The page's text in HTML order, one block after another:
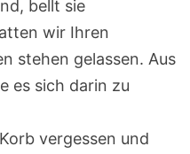
bellt sie
wir Ihren
stehen gelassen. Aus
es sich darin zu
vergessen und